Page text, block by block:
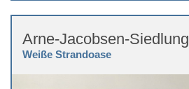
Arne-Jacobsen-Siedlung
Weiße Strandoase